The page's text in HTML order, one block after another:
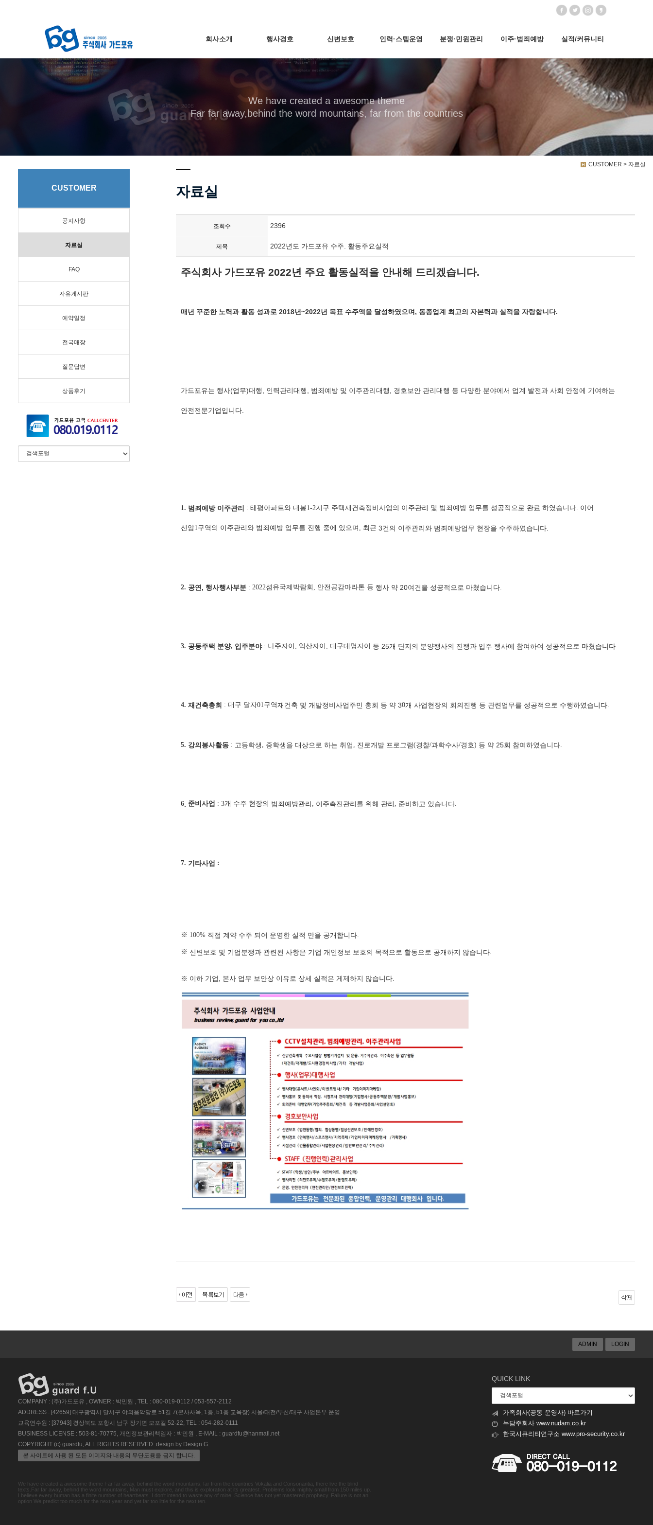
회사소개 행사경호 신변보호 인력·스텝운영 분쟁·민원관리 이주·범죄예방 실적/커뮤니티
We have created a awesome theme
Far far away,behind the word mountains, far from the countries
CUSTOMER > 자료실
CUSTOMER
공지사항
자료실
FAQ
자유게시판
예약일정
전국매장
질문답변
상품후기
자료실
조회수 2396
제목 2022년도 가드포유 수주. 활동주요실적
주식회사 가드포유 2022년 주요 활동실적을 안내해 드리겠습니다.
매년 꾸준한 노력과 활동 성과로 2018년~2022년 목표 수주액을 달성하였으며, 동종업계 최고의 자본력과 실적을 자랑합니다.
가드포유는 행사(업무)대행, 인력관리대행, 범죄예방 및 이주관리대행, 경호보안 관리대행 등 다양한 분야에서 업계 발전과 사회 안정에 기여하는
안전전문기업입니다.
1. 범죄예방 이주관리 : 태평아파트와 대봉1-2지구 주택재건축정비사업의 이주관리 및 범죄예방 업무를 성공적으로 완료 하였습니다. 이어
신암1구역의 이주관리와 범죄예방 업무를 진행 중에 있으며, 최근 3건의 이주관리와 범죄예방업무 현장을 수주하였습니다.
2. 공연, 행사행사부분 : 2022섬유국제박람회 , 안전공감마라톤 등 행사 약 20여건을 성공적으로 마쳤습니다.
3. 공동주택 분양, 입주분야 : 나주자이, 익산자이, 대구대명자이 등 25개 단지의 분양행사의 진행과 입주 행사에 참여하여 성공적으로 마쳤습니다.
4. 재건축총회 : 대구 달자01구역재건축 및 개발정비사업주민 총회 등 약 30개 사업현장의 회의진행 등 관련업무를 성공적으로 수행하였습니다.
5. 강의봉사활동 : 고등학생 중학생을 대상으로 하는 취업 진로개발 프로그램(경찰/과학수사/경호) 등 약 25회 참여하였습니다
6. 준비사업 : 3개 수주 현장의 범죄예방관리 , 이주촉진관리를 위해 관리 , 준비하고 있습니다.
7. 기타사업 :
※ 100% 직접 계약 수주 되어 운영한 실적 만을 공개합니다.
※ 신변보호 및 기업분쟁과 관련된 사항은 기업 개인정보 보호의 목적으로 활동으로 공개하지 않습니다.
※ 이하 기업, 본사 업무 보안상 이유로 상세 실적은 게제하지 않습니다.
ADMIN LOGIN
COMPANY : (주)가드포유 , OWNER : 박민원 , TEL : 080-019-0112 / 053-557-2112
ADDRESS : [42659] 대구광역시 달서구 야외음악당로 51길 7(본사사옥, 1층, b1층 교육장) 서울/대전/부산/대구 사업본부 운영
교육연수원 : [37943] 경상북도 포항시 남구 장기면 모포길 52-22, TEL : 054-282-0111
BUSINESS LICENSE : 503-81-70775, 개인정보관리책임자 : 박민원 , E-MAIL : guardfu@hanmail.net
COPYRIGHT (c) guardfu, ALL RIGHTS RESERVED. design by Design G
본 사이트에 사용 된 모든 이미지와 내용의 무단도용을 금지 합니다.
We have created a awesome theme Far far away, behind the word mountains, far from the countries Vokalia and Consonantia, there live the blind
texts.Far far away, behind the word mountains, Man must explore, and this is exploration at its greatest. Problems look mighty small from 150 miles up.
I believe every human has a finite number of heartbeats. I don't intend to waste any of mine. Science has not yet mastered prophecy. Failure is not an
option We predict too much for the next year and yet far too little for the next ten.
QUICK LINK
가족회사(공동 운영사) 바로가기
누담주회사 www.nudam.co.kr
한국시큐리티연구소 www.pro-security.co.kr